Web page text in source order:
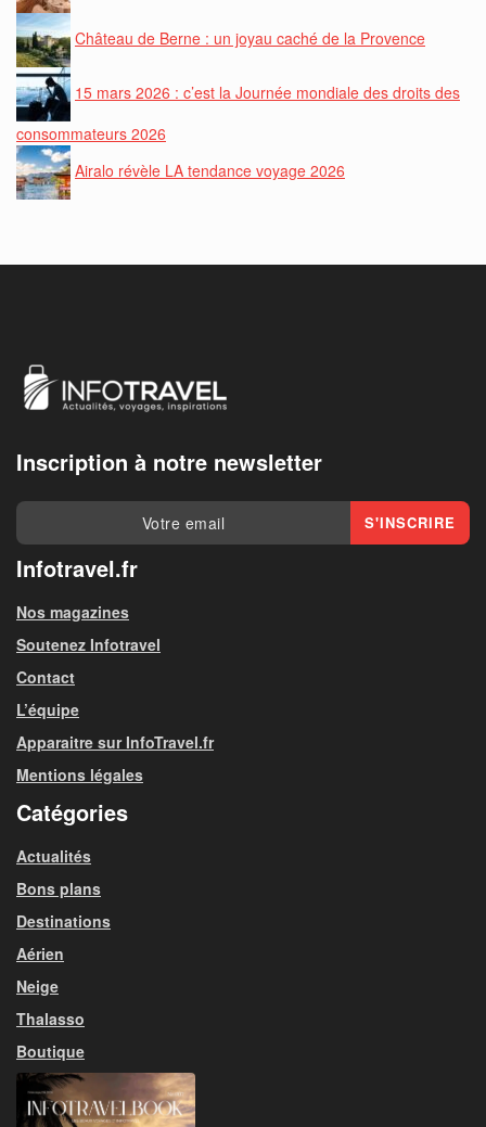
Château de Berne : un joyau caché de la Provence
15 mars 2026 : c’est la Journée mondiale des droits des
consommateurs 2026
Airalo révèle LA tendance voyage 2026
Inscription à notre newsletter
Infotravel.fr
Nos magazines
Soutenez Infotravel
Contact
L’équipe
Apparaitre sur InfoTravel.fr
Mentions légales
Catégories
Actualités
Bons plans
Destinations
Aérien
Neige
Thalasso
Boutique